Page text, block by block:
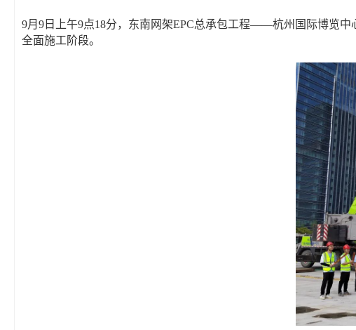
9月9日上午9点18分，东南网架EPC总承包工程——杭州国际博览
全面施工阶段。